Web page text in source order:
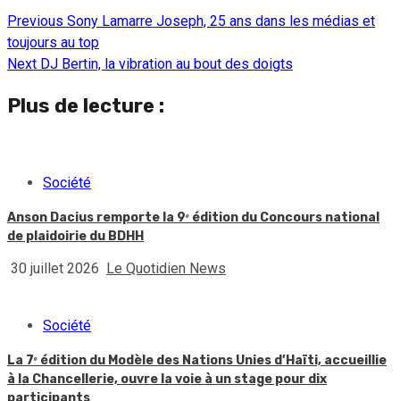
Continue
Reading
Previous Sony Lamarre Joseph, 25 ans dans les médias et
toujours au top
Next DJ Bertin, la vibration au bout des doigts
Plus de lecture :
Société
Anson Dacius remporte la 9ᵉ édition du Concours national
de plaidoirie du BDHH
30 juillet 2026 Le Quotidien News
Société
La 7ᵉ édition du Modèle des Nations Unies d’Haïti, accueillie
à la Chancellerie, ouvre la voie à un stage pour dix